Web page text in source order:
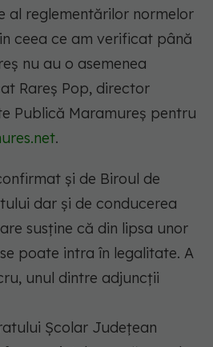
al reglementărilor normelor
ceea ce am verificat până
nu au o asemenea
Rareş Pop, director
Publică Maramureş pentru
.
și de Biroul de
dar şi de conducerea
susține că din lipsa unor
poate intra în legalitate. A
unul dintre adjuncții
Şcolar Judeţean